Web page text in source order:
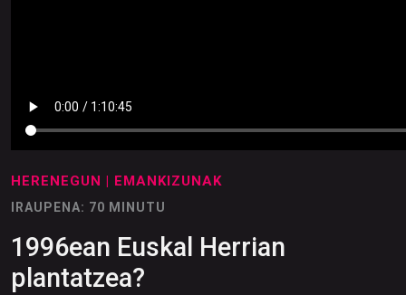
HERENEGUN | EMANKIZUNAK
IRAUPENA: 70 MINUTU
1996ean Euskal Herrian
plantatzea?